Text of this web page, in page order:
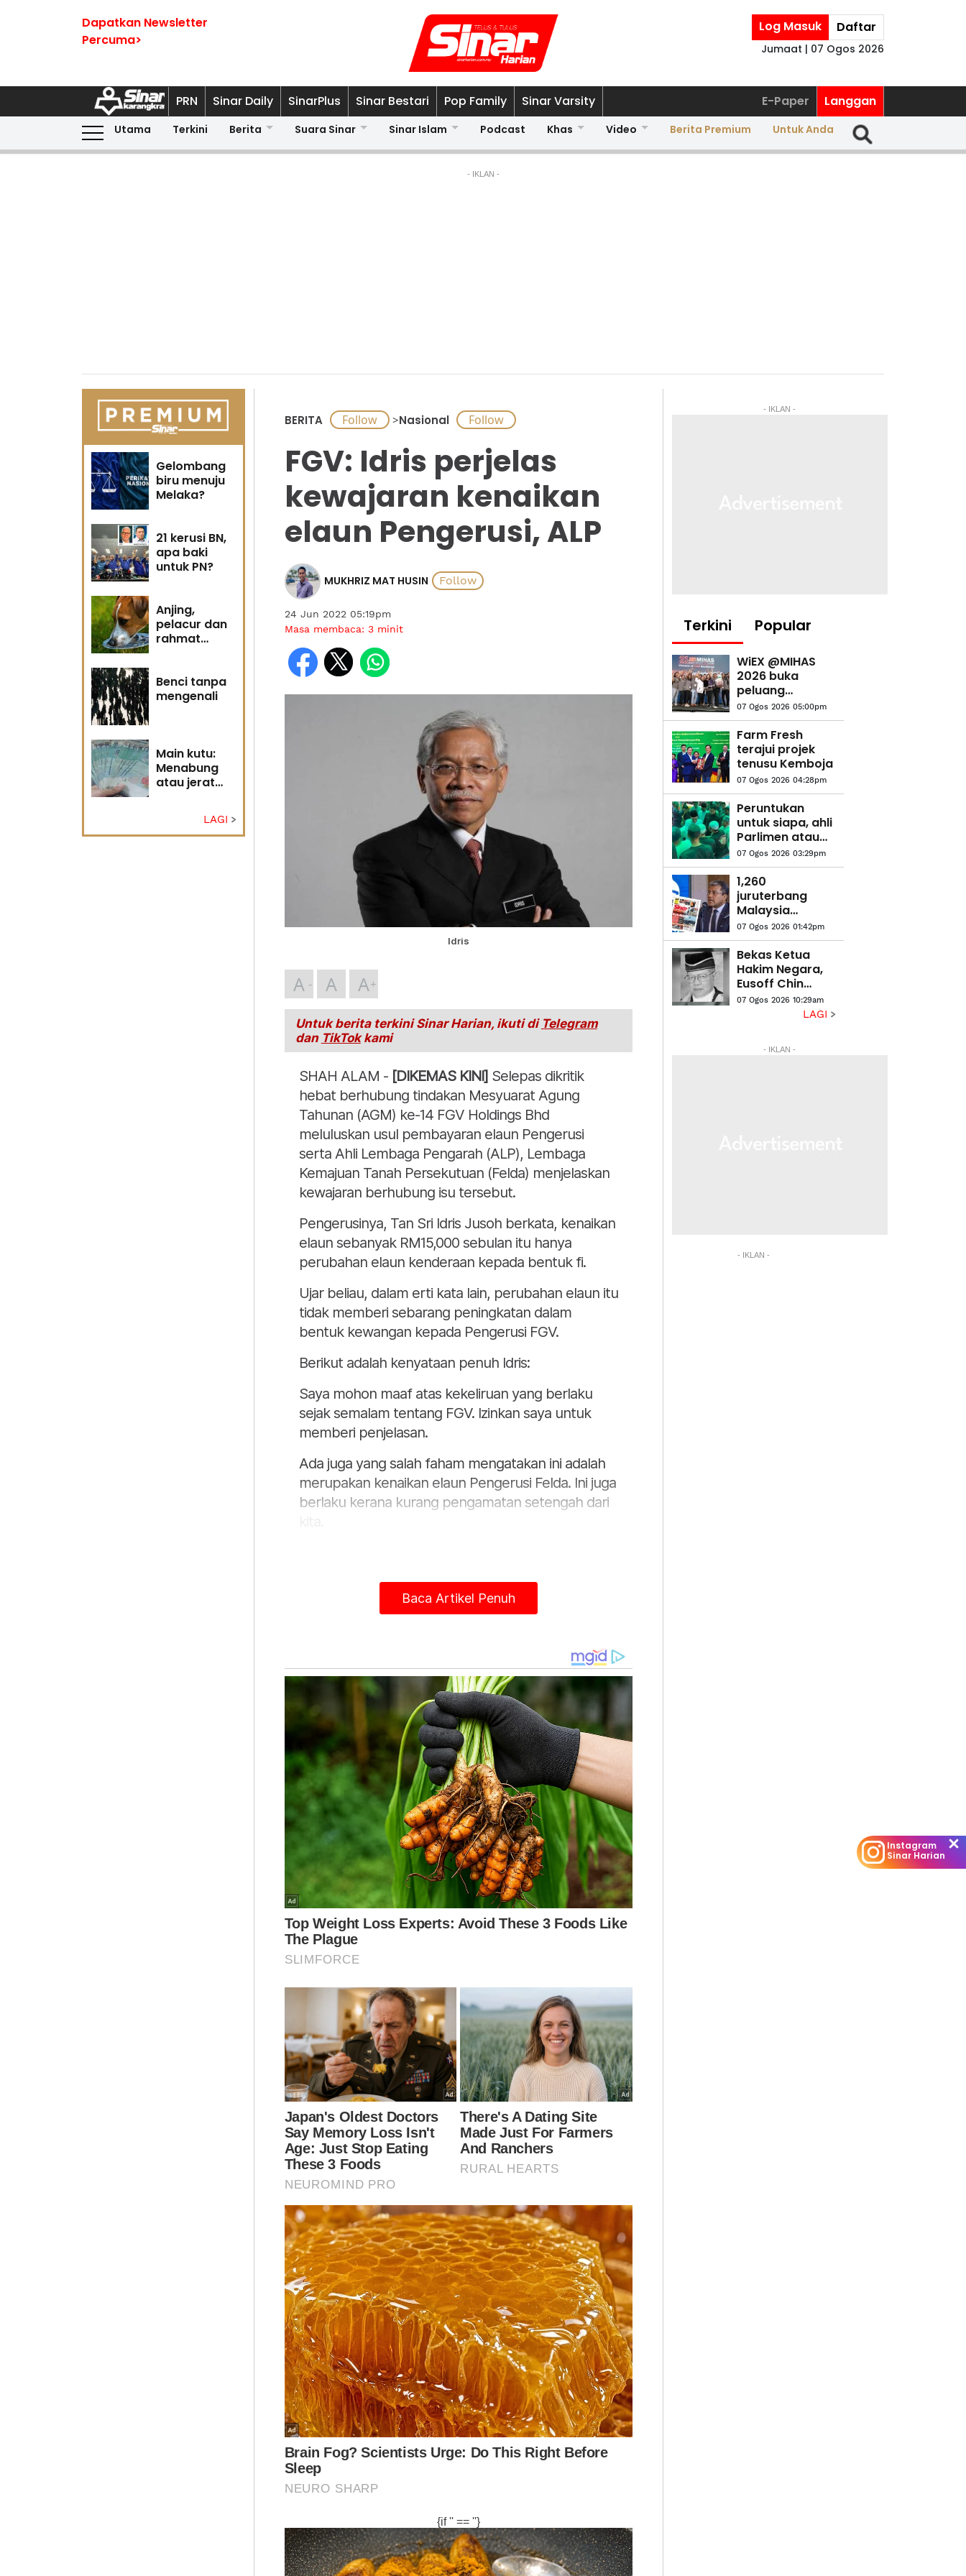
Dapatkan Newsletter
Percuma>
Log Masuk Daftar
Jumaat | 07 Ogos 2026
PRN Sinar Daily SinarPlus Sinar Bestari Pop Family Sinar Varsity E-Paper Langgan
Utama Terkini Berita Suara Sinar Sinar Islam Podcast Khas Video Berita Premium Untuk Anda
- IKLAN -
Gelombang
biru menuju
Melaka?
21 kerusi BN,
apa baki
untuk PN?
Anjing,
pelacur dan
rahmat
Benci tanpa
mengenali
Main kutu:
Menabung
atau jerat
LAGI
BERITA >Nasional
FGV: Idris perjelas
kewajaran kenaikan
elaun Pengerusi, ALP
MUKHRIZ MAT HUSIN
24 Jun 2022 05:19pm
Masa membaca: 3minit
Idris
A A A
Untuk berita terkini Sinar Harian, ikuti di Telegram
dan TikTokkami
SHAH ALAM - [DIKEMAS KINI] Selepas dikritik
hebat berhubung tindakan Mesyuarat Agung
Tahunan (AGM) ke-14 FGV Holdings Bhd
meluluskan usul pembayaran elaun Pengerusi
serta Ahli Lembaga Pengarah (ALP), Lembaga
Kemajuan Tanah Persekutuan (Felda) menjelaskan
kewajaran berhubung isu tersebut.
Pengerusinya, Tan Sri Idris Jusoh berkata, kenaikan
elaun sebanyak RM15,000 sebulan itu hanya
perubahan elaun kenderaan kepada bentuk fi.
Ujar beliau, dalam erti kata lain, perubahan elaun itu
tidak memberi sebarang peningkatan dalam
bentuk kewangan kepada Pengerusi FGV.
Berikut adalah kenyataan penuh Idris:
Saya mohon maaf atas kekeliruan yang berlaku
sejak semalam tentang FGV. Izinkan saya untuk
memberi penjelasan.
Ada juga yang salah faham mengatakan ini adalah
merupakan kenaikan elaun Pengerusi Felda. Ini juga
berlaku kerana kurang pengamatan setengah dari
FGV adalah sebuah 'public listed company' (syarikat
senaraian awam) yang mana Felda adalah
pemegang saham terbesar.
Keuntungan FGV akan memberi faedah kepada
Felda dan peneroka.
Untuk menjadi syarikat yang cemerlang, FGV perlu
kepada Ahli Lembaga Pengarah (BOD) yang juga
cemerlang.
Dalam konteks ini tanda aras FGV juga perlu selaras
Untuk tahun kewangan 2021, FGV telah mendapat
keuntungan luar biasa yang melebihi RM1 bilion
(RM1.175 bilion selepas cukai).
Sebenarnya, FGV sudah lama tidak mengubah
elaun pengarah (sejak penyenaraian FGV 10 tahun
yang lalu).
Di masa yang sama, kita mahu FGV melaksanakan
‘a good corporate governance’ (tadbir urus
Senaraian Awam yang lain.
Peningkatan fi pengarah telah dibuat di dalam
Mesyuarat Agung Tahunan (AGM) semalam
dengan peningkatan sebanyak 21 peratus.
Ini melibatkan kenaikan RM15,000 sebulan kepada
Pengerusi dan RM2,500 sebulan kepada setiap Ahli
Lembaga Pengarah (ALP).
Baca Artikel Penuh
- IKLAN -
Terkini Popular
WiEX @MIHAS
2026 buka
peluang
usahawan
wanita tembusi
pasaran
eksport
07 Ogos 2026 05:00pm
Farm Fresh
terajui projek
tenusu Kemboja
07 Ogos 2026 04:28pm
Peruntukan
untuk siapa, ahli
Parlimen atau
rakyat? - Anwar
07 Ogos 2026 03:29pm
1,260
juruterbang
Malaysia
Airlines jalani
saringan dadah
07 Ogos 2026 01:42pm
Bekas Ketua
Hakim Negara,
Eusoff Chin
meninggal
07 Ogos 2026 10:29am
LAGI
- IKLAN -
- IKLAN -
Instagram
Sinar Harian